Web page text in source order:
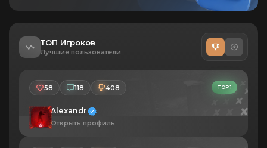
ТОП Игроков
Лучшие пользователи
TOP 1
Alexandr
Открыть профиль
58 118 408